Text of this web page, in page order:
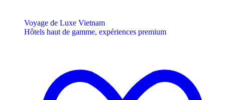
Voyage de Luxe Vietnam
Hôtels haut de gamme, expériences premium